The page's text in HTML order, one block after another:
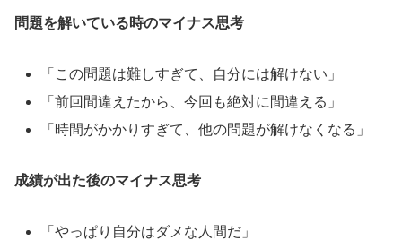
問題を解いている時のマイナス思考
「この問題は難しすぎて、自分には解けない」
「前回間違えたから、今回も絶対に間違える」
「時間がかかりすぎて、他の問題が解けなくなる」
成績が出た後のマイナス思考
「やっぱり自分はダメな人間だ」